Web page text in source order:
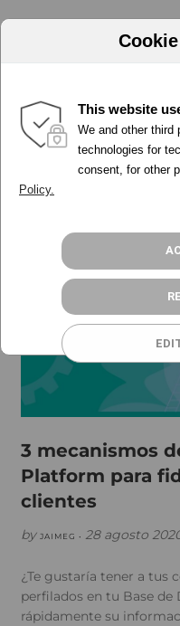
PORQUÉ ADA
HERRAMIENTAS
PRECIOS
RECURSOS
REGÍSTRATE GRATIS
perfilar
3 mecanismos
Platform para
clientes
by JAIMEG • 28 agosto
¿Te gustaría tener a tus
perfilados en tu Base de
rápidamente su
This website
We and other third
technologies for
consent, for other
Policy.